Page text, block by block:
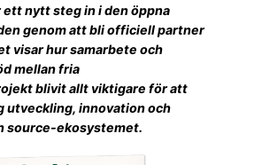
ett nytt steg in i den öppna
genom att bli officiell partner
visar hur samarbete och
mellan fria
blivit allt viktigare för att
utveckling, innovation och
source-ekosystemet.